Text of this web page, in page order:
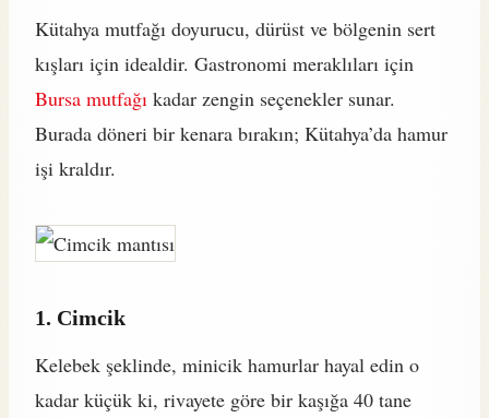
Kütahya mutfağı doyurucu, dürüst ve bölgenin sert
kışları için idealdir. Gastronomi meraklıları için
Bursa mutfağı kadar zengin seçenekler sunar.
Burada döneri bir kenara bırakın; Kütahya’da hamur
işi kraldır.
1. Cimcik
Kelebek şeklinde, minicik hamurlar hayal edin o
kadar küçük ki, rivayete göre bir kaşığa 40 tane